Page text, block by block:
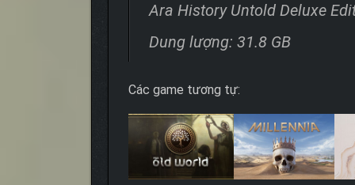
Ara History Untold Deluxe
Dung lượng: 31.8 GB
Các game tương tự: